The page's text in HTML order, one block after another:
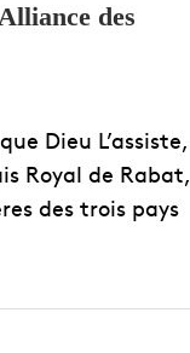
des
Dieu L’assiste,
Royal de Rabat,
des trois pays